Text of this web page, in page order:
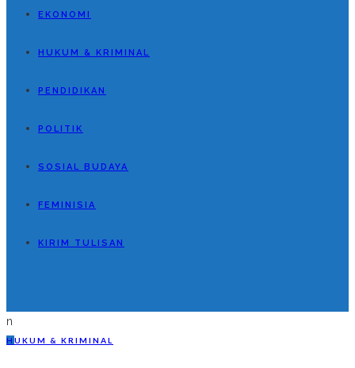
EKONOMI
HUKUM & KRIMINAL
PENDIDIKAN
POLITIK
SOSIAL BUDAYA
FEMINISIA
KIRIM TULISAN
n
H UKUM & KRIMINAL